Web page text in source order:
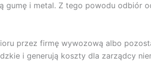
gumę i metal. Z tego powodu odbiór
przez firmę wywozową albo
i generują koszty dla zarządcy